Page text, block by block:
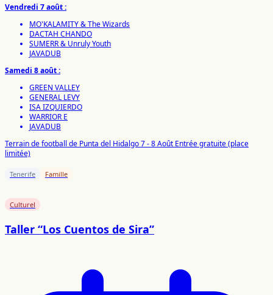
Vendredi 7 août :
MO'KALAMITY & The Wizards
DACTAH CHANDO
SUMERR & Unruly Youth
JAVADUB
Samedi 8 août :
GREEN VALLEY
GENERAL LEVY
ISA IZQUIERDO
WARRIOR E
JAVADUB
Terrain de football de Punta del Hidalgo7 - 8 Août Entrée gratuite (place
limitée)
Tenerife Famille
Culturel
Taller “Los Cuentos de Sira”